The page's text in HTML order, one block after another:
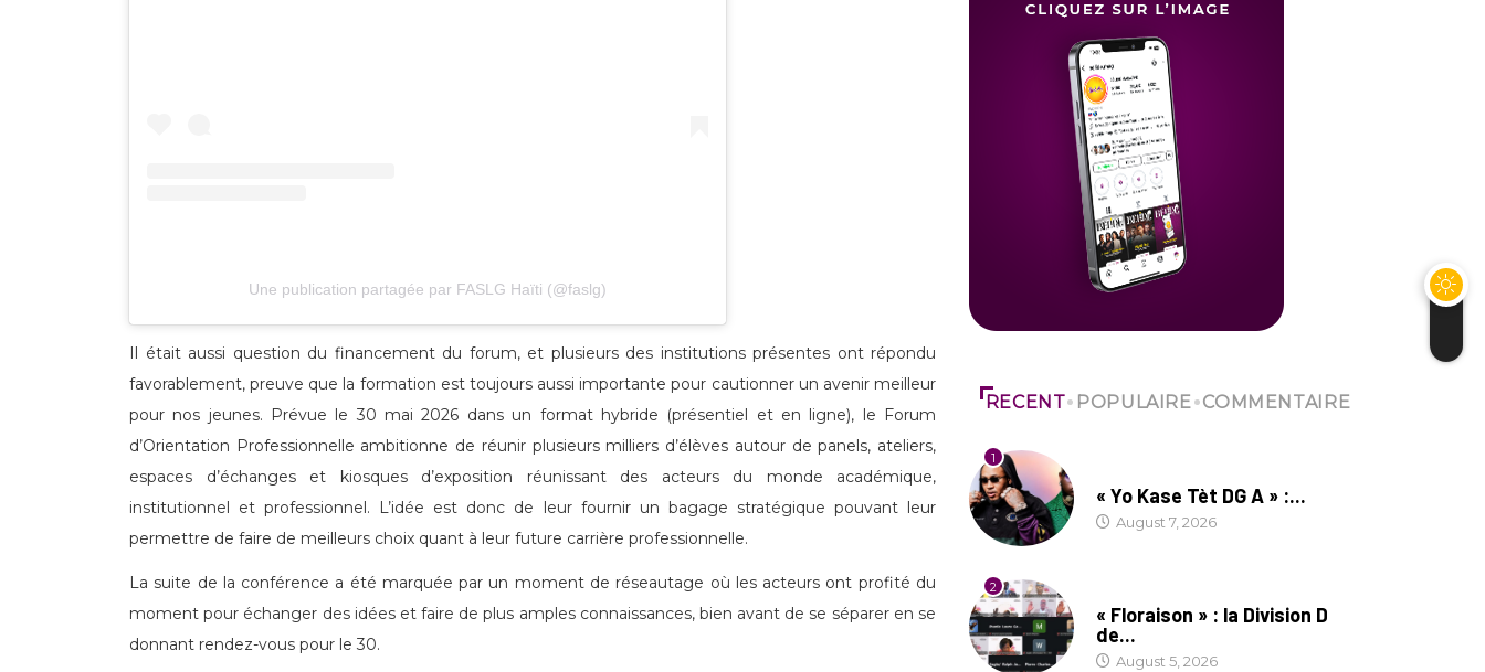
Une publication partagée par FASLG Haïti (@faslg)
Il était aussi question du financement du forum, et plusieurs des institutions présentes ont répondu
favorablement, preuve que la formation est toujours aussi importante pour cautionner un avenir meilleur
pour nos jeunes. Prévue le 30 mai 2026 dans un format hybride (présentiel et en ligne), le Forum
d’Orientation Professionnelle ambitionne de réunir plusieurs milliers d’élèves autour de panels, ateliers,
espaces d’échanges et kiosques d’exposition réunissant des acteurs du monde académique,
institutionnel et professionnel. L’idée est donc de leur fournir un bagage stratégique pouvant leur
permettre de faire de meilleurs choix quant à leur future carrière professionnelle.
La suite de la conférence a été marquée par un moment de réseautage où les acteurs ont profité du
moment pour échanger des idées et faire de plus amples connaissances, bien avant de se séparer en se
donnant rendez-vous pour le 30.
RECENT POPULAIRE COMMENTAIRE
1
« Yo Kase Tèt DG A » :...
August 7, 2026
2
« Floraison » : la Division D
de...
August 5, 2026